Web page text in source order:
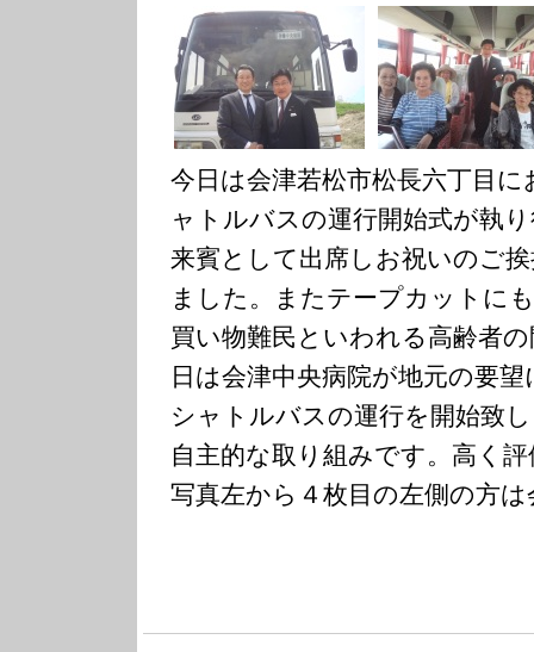
今日は会津若松市松長六丁目
ャトルバスの運行開始式が執
来賓として出席しお祝いのご
ました。またテープカットに
買い物難民といわれる高齢者
日は会津中央病院が地元の要
シャトルバスの運行を開始致
自主的な取り組みです。高く
写真左から４枚目の左側の方